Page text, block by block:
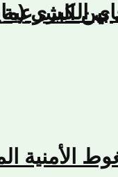
الشرعية
(مايو